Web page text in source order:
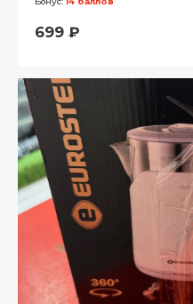
699 ₽